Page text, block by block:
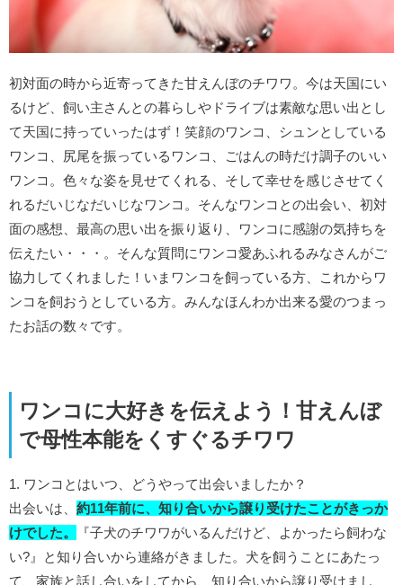
初対面の時から近寄ってきた甘えんぼのチワワ。今は天国にい
るけど、飼い主さんとの暮らしやドライブは素敵な思い出とし
て天国に持っていったはず！笑顔のワンコ、シュンとしている
ワンコ、尻尾を振っているワンコ、ごはんの時だけ調子のいい
ワンコ。色々な姿を見せてくれる、そして幸せを感じさせてく
れるだいじなだいじなワンコ。そんなワンコとの出会い、初対
面の感想、最高の思い出を振り返り、ワンコに感謝の気持ちを
伝えたい・・・。そんな質問にワンコ愛あふれるみなさんがご
協力してくれました！いまワンコを飼っている方、これからワ
ンコを飼おうとしている方。みんなほんわか出来る愛のつまっ
たお話の数々です。
ワンコに大好きを伝えよう！甘えんぼ
で母性本能をくすぐるチワワ
1. ワンコとはいつ、どうやって出会いましたか？
出会いは、 約11年前に、知り合いから譲り受けたことがきっか
けでした。
『子犬のチワワがいるんだけど、よかったら飼わな
い?』と知り合いから連絡がきました。犬を飼うことにあたっ
て、家族と話し合いをしてから、知り合いから譲り受けまし